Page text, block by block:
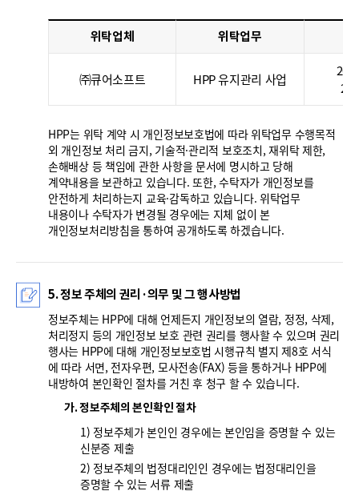
위탁업체 위탁업무
㈜큐어소프트 HPP 유지관리 사업
HPP는 위탁 계약 시 개인정보보호법에 따라 위탁업무 수행목적
외 개인정보 처리 금지, 기술적·관리적 보호조치, 재위탁 제한,
손해배상 등 책임에 관한 사항을 문서에 명시하고 당해
계약내용을 보관하고 있습니다. 또한, 수탁자가 개인정보를
안전하게 처리하는지 교육·감독하고 있습니다. 위탁업무
내용이나 수탁자가 변경될 경우에는 지체 없이 본
개인정보처리방침을 통하여 공개하도록 하겠습니다.
5. 정보 주체의 권리·의무 및 그 행사방법
정보주체는 HPP에 대해 언제든지 개인정보의 열람, 정정, 삭제,
처리정지 등의 개인정보 보호 관련 권리를 행사할 수 있으며 권리
행사는 HPP에 대해 개인정보보호법 시행규칙 별지 제8호 서식
에 따라 서면, 전자우편, 모사전송(FAX) 등을 통하거나 HPP에
내방하여 본인확인 절차를 거친 후 청구 할 수 있습니다.
가. 정보주체의 본인확인 절차
1) 정보주체가 본인인 경우에는 본인임을 증명할 수 있는
신분증 제출
2) 정보주체의 법정대리인인 경우에는 법정대리인을
증명할 수 있는 서류 제출